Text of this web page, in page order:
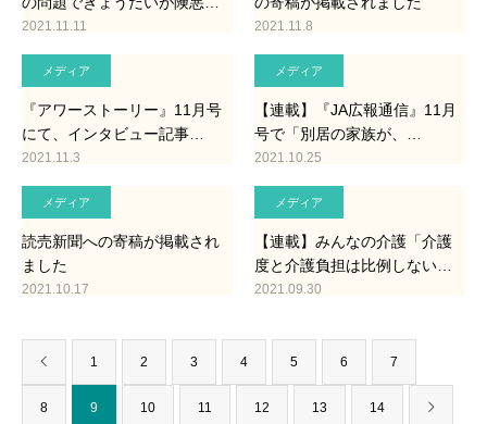
2021.11.11 2021.11.8
メディア
『アワーストーリー』11月号
にて、インタビュー記事…
2021.11.3
メディア
【連載】『JA広報通信』11月
号で「別居の家族が、…
2021.10.25
メディア
読売新聞への寄稿が掲載され
ました
2021.10.17
メディア
【連載】みんなの介護「介護
度と介護負担は比例しない…
2021.09.30
1 2 3 4 5 6 7
8 9 10 11 12 13 14